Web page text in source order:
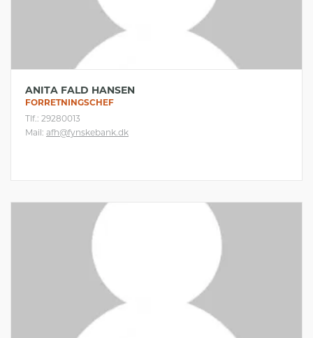
ANITA FALD HANSEN
FORRETNINGSCHEF
Tlf.: 29280013
Mail: afh@fynskebank.dk